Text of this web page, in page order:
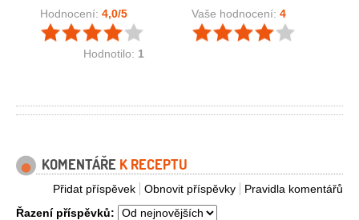
Hodnocení: 4,0/5
Hodnotilo: 1
Vaše hodnocení: 4
KOMENTÁŘE K RECEPTU
Pravidla komentářů
Obnovit příspěvky
Přidat příspěvek
Řazení příspěvků: